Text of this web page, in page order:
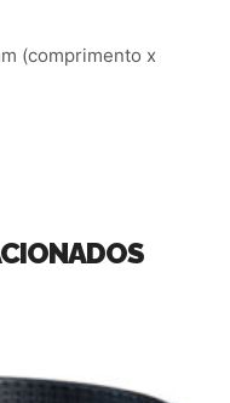
(comprimento x